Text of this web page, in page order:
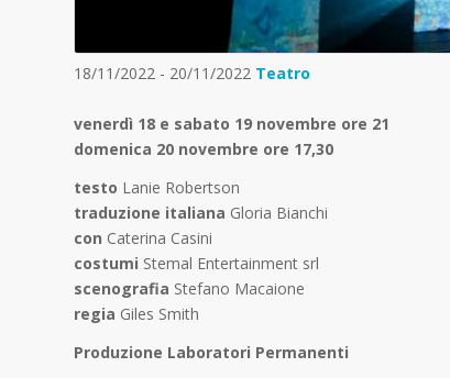
18/11/2022 - 20/11/2022 Teatro
venerdì 18 e sabato 19 novembre ore 21
domenica 20 novembre ore 17,30
testo Lanie Robertson
traduzione italiana Gloria Bianchi
con Caterina Casini
costumi Stemal Entertainment srl
scenografia Stefano Macaione
regia Giles Smith
Produzione Laboratori Permanenti